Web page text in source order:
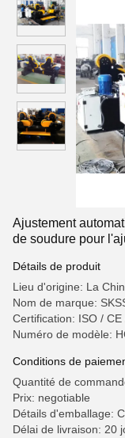
l'ajustement de
Ajustement
de soudure pour
Détails de produit
Lieu d'origine: La
Nom de marque:
Certification: ISO / CE
Numéro de modèle:
Conditions de
Quantité de
Prix: negotiable
Détails d'emballage:
Délai de livraison: 20